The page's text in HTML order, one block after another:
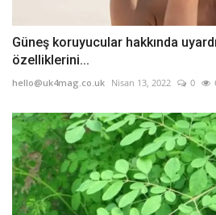
Güneş koruyucular hakkında
özelliklerini...
hello@uk4mag.co.uk Nisan 13, 2022 0